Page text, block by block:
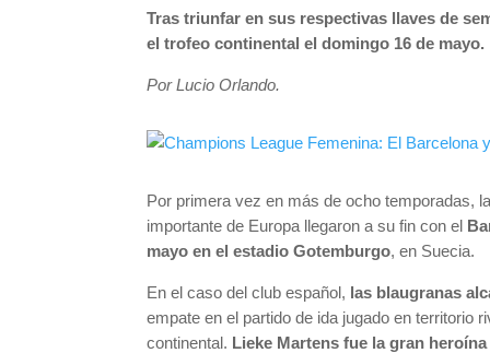
Tras triunfar en sus respectivas llaves de
el trofeo continental el domingo 16 de mayo.
Por Lucio Orlando.
Por primera vez en más de ocho temporadas,
importante de Europa llegaron a su fin con el
mayo en el estadio Gotemburgo, en Suecia.
En el caso del club español, las blaugranas
empate en el partido de ida jugado en
continental. Lieke Martens fue la gran heroína